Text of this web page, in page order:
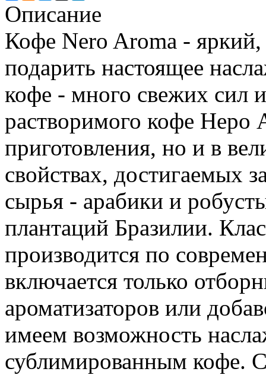
Описание
Кофе Nero Aroma -
подарить настоящее
кофе - много свежих сил
растворимого кофе Неро
приготовления, но и в
свойствах, достигаемых
сырья - арабики и
плантаций Бразилии.
производится по
включается только
ароматизаторов или
имеем возможность
сублимированным кофе.